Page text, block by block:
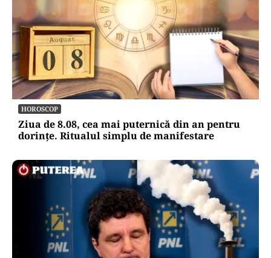
HOROSCOP
Ziua de 8.08, cea mai puternică din an pentru
dorințe. Ritualul simplu de manifestare